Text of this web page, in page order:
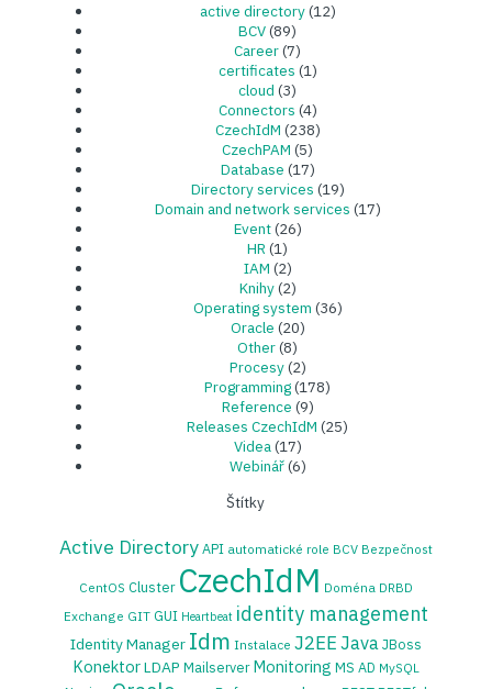
active directory(12)
BCV(89)
Career(7)
certificates (1)
cloud (3)
Connectors (4)
CzechIdM (238)
CzechPAM (5)
Database (17)
Directory services (19)
Domain and network services (17)
Event(26)
HR (1)
IAM (2)
Knihy(2)
Operating system (36)
Oracle (20)
Other(8)
Procesy(2)
Programming(178)
Reference (9)
Releases CzechIdM (25)
Videa(17)
Webinář(6)
Štítky
Active DirectoryAPI automatické role BCV Bezpečnost
CentOS Cluster CzechIdM Doména DRBD
Exchange GIT GUI Heartbeat identity management
Identity Manager Idm Instalace J2EEJavaJBoss
KonektorLDAP Mailserver Monitoring MS AD MySQL